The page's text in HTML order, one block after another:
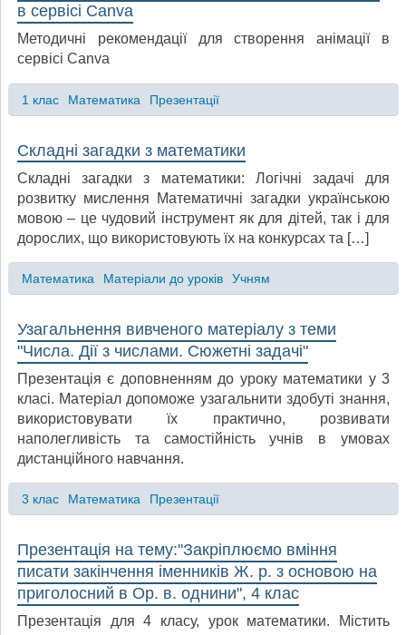
в сервісі Canva
Методичні рекомендації для створення анімації в
сервісі Canva
1 клас Математика Презентації
Складні загадки з математики
Складні загадки з математики: Логічні задачі для
розвитку мислення Математичні загадки українською
мовою – це чудовий інструмент як для дітей, так і для
дорослих, що використовують їх на конкурсах та […]
Математика Матеріали до уроків Учням
Узагальнення вивченого матеріалу з теми
"Числа. Дії з числами. Сюжетні задачі"
Презентація є доповненням до уроку математики у 3
класі. Матеріал допоможе узагальнити здобуті знання,
використовувати їх практично, розвивати
наполегливість та самостійність учнів в умовах
дистанційного навчання.
3 клас Математика Презентації
Презентація на тему:"Закріплюємо вміння
писати закінчення іменників Ж. р. з основою на
приголосний в Ор. в. однини", 4 клас
Презентація для 4 класу, урок математики. Містить